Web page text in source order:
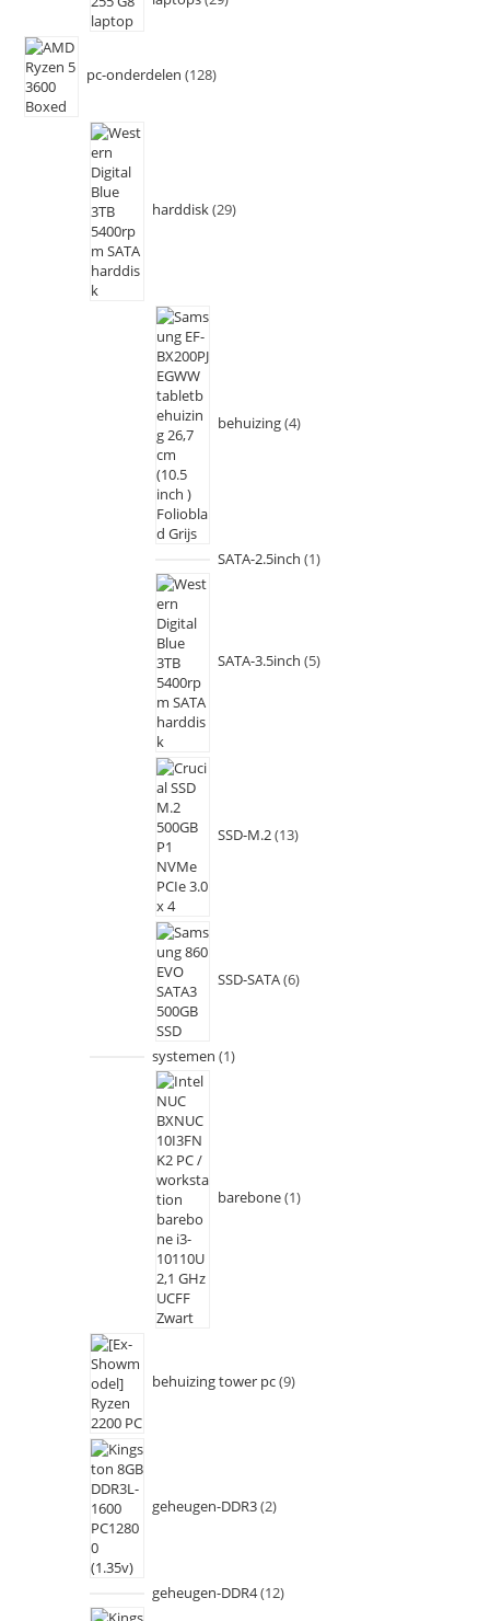
pc-onderdelen 128
harddisk 29
behuizing 4
SATA-2.5inch 1
SATA-3.5inch 5
SSD-M.2 13
SSD-SATA 6
systemen 1
barebone 1
behuizing tower pc 9
geheugen-DDR3 2
geheugen-DDR4 12